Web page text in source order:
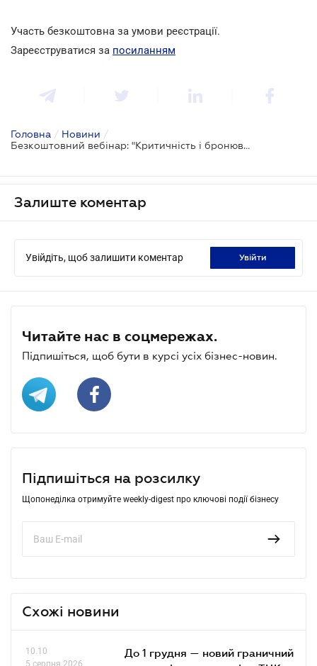
Участь безкоштовна за умови реєстрації.
Зареєструватися за посиланням
Головна / Новини /
Безкоштовний вебінар: "Критичність і бронювання 2026: що змінилося і що бізнес зараз робить неправильно"
Залиште коментар
Увійдіть, щоб залишити коментар увійти
Читайте нас в соцмережах.
Підпишіться, щоб бути в курсі усіх бізнес-новин.
Підпишіться на розсилку
Щопонеділка отримуйте weekly-digest про ключові події бізнесу
Схожі новини
10.10
5 серпня 2026
До 1 грудня — новий граничний